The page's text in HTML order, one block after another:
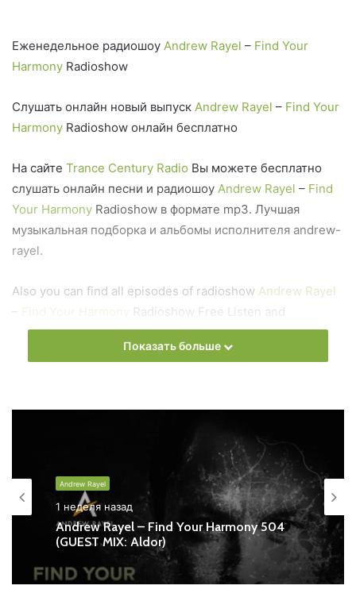
Еженедельное радиошоу Andrew Rayel – Find Your
Harmony Radioshow
Слушать онлайн новый выпуск Andrew Rayel – Find Your
Harmony Radioshow онлайн бесплатно
На сайте Trance Century Radio Вы можете бесплатно
слушать онлайн песни и радиошоу Andrew Rayel – Find
Your Harmony Radioshow в формате mp3. Лучшая
музыкальная подборка и альбомы исполнителя andrew-
rayel.
Also you can find all episodes of radioshow Andrew Rayel
– Find Your Harmony
Radioshow Free Listen and
Download MP3
Andrew Rayel - Find Your Harmony
Запись выпусков
Слушай и добавляй плейлист VK:
Показать больше
Andrew Rayel
1 неделя назад
Andrew Rayel – Find Your Harmony 504
(GUEST MIX: Aldor)